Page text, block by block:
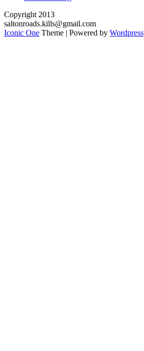
Copyright 2013
saltonroads.kills@gmail.com
Iconic One Theme | Powered by Wordpress